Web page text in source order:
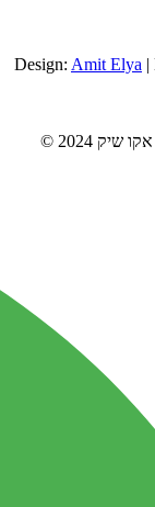
Design: Amit Elya |
2024 ©